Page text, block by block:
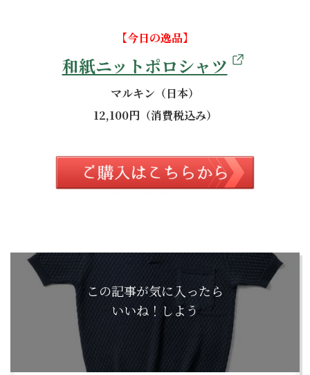
【今日の逸品】
和紙ニットポロシャツ
マルキン（日本）
12,100円（消費税込み）
この記事が気に入ったら
いいね！しよう